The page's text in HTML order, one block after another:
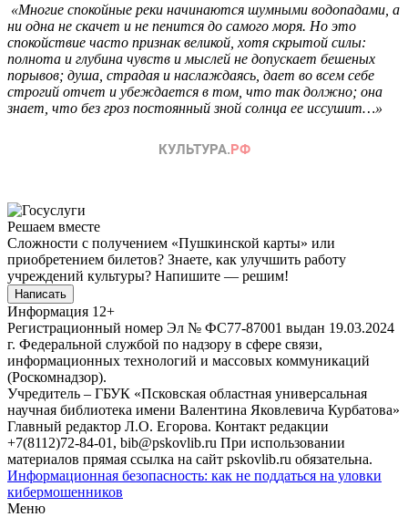
«Многие спокойные реки начинаются шумными водопадами, а
ни одна не скачет и не пенится до самого моря. Но это
спокойствие часто признак великой, хотя скрытой силы:
полнота и глубина чувств и мыслей не допускает бешеных
порывов; душа, страдая и наслаждаясь, дает во всем себе
строгий отчет и убеждается в том, что так должно; она
знает, что без гроз постоянный зной солнца ее иссушит…»
Решаем вместе
Сложности с получением «Пушкинской карты» или
приобретением билетов? Знаете, как улучшить работу
учреждений культуры? Напишите — решим!
Написать
Информация 12+
Регистрационный номер Эл № ФС77-87001 выдан 19.03.2024
г. Федеральной службой по надзору в сфере связи,
информационных технологий и массовых коммуникаций
(Роскомнадзор).
Учредитель – ГБУК «Псковская областная универсальная
научная библиотека имени Валентина Яковлевича Курбатова»
Главный редактор Л.О. Егорова. Контакт редакции
+7(8112)72-84-01, bib@pskovlib.ru При использовании
материалов прямая ссылка на сайт pskovlib.ru обязательна.
Информационная безопасность: как не поддаться на уловки
кибермошенников
Меню